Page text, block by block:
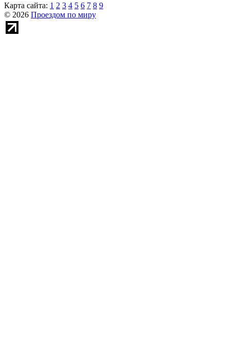
Карта сайта: 1 2 3 4 5 6 7 8 9
© 2026 Проездом по миру